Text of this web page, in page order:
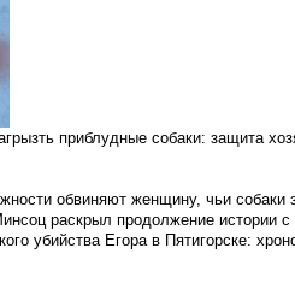
приблудные собаки: защита
обвиняют женщину, чьи собаки
раскрыл продолжение истории с
убийства Егора в Пятигорске: